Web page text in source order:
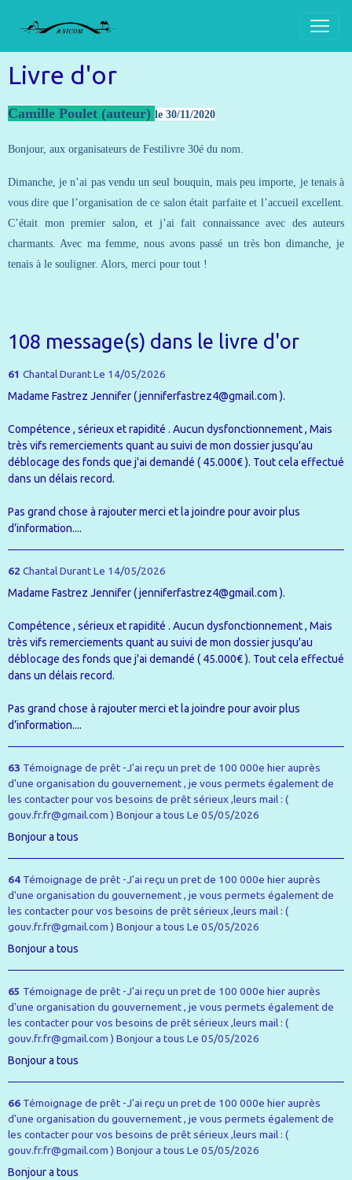
Livre d'or
Camille Poulet (auteur) le 30/11/2020
Bonjour, aux organisateurs de Festilivre 30é du nom.
Dimanche, je n’ai pas vendu un seul bouquin, mais peu importe, je tenais à
vous dire que l’organisation de ce salon était parfaite et l’accueil excellent.
C’était mon premier salon, et j’ai fait connaissance avec des auteurs
charmants. Avec ma femme, nous avons passé un très bon dimanche, je
tenais à le souligner. Alors, merci pour tout !
108 message(s) dans le livre d'or
61 Chantal DurantLe 14/05/2026
Madame Fastrez Jennifer ( jenniferfastrez4@gmail.com ).
Compétence , sérieux et rapidité . Aucun dysfonctionnement , Mais
très vifs remerciements quant au suivi de mon dossier jusqu'au
déblocage des fonds que j'ai demandé ( 45.000€ ). Tout cela effectué
dans un délais record.
Pas grand chose à rajouter merci et la joindre pour avoir plus
d’information....
62 Chantal DurantLe 14/05/2026
Madame Fastrez Jennifer ( jenniferfastrez4@gmail.com ).
Compétence , sérieux et rapidité . Aucun dysfonctionnement , Mais
très vifs remerciements quant au suivi de mon dossier jusqu'au
déblocage des fonds que j'ai demandé ( 45.000€ ). Tout cela effectué
dans un délais record.
Pas grand chose à rajouter merci et la joindre pour avoir plus
d’information....
63 Témoignage de prêt -J'ai reçu un pret de 100 000e hier auprès
d'une organisation du gouvernement , je vous permets également de
les contacter pour vos besoins de prêt sérieux ,leurs mail : (
gouv.fr.fr@gmail.com ) Bonjour a tous Le 05/05/2026
Bonjour a tous
64 Témoignage de prêt -J'ai reçu un pret de 100 000e hier auprès
d'une organisation du gouvernement , je vous permets également de
les contacter pour vos besoins de prêt sérieux ,leurs mail : (
gouv.fr.fr@gmail.com ) Bonjour a tous Le 05/05/2026
Bonjour a tous
65 Témoignage de prêt -J'ai reçu un pret de 100 000e hier auprès
d'une organisation du gouvernement , je vous permets également de
les contacter pour vos besoins de prêt sérieux ,leurs mail : (
gouv.fr.fr@gmail.com ) Bonjour a tous Le 05/05/2026
Bonjour a tous
66 Témoignage de prêt -J'ai reçu un pret de 100 000e hier auprès
d'une organisation du gouvernement , je vous permets également de
les contacter pour vos besoins de prêt sérieux ,leurs mail : (
gouv.fr.fr@gmail.com ) Bonjour a tous Le 05/05/2026
Bonjour a tous